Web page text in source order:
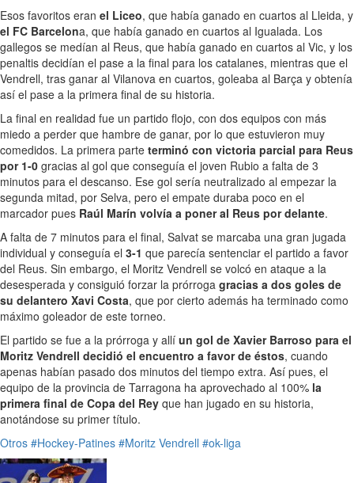
Esos favoritos eran el Liceo, que había ganado en cuartos al Lleida, y
el FC Barcelona, que había ganado en cuartos al Igualada. Los
gallegos se medían al Reus, que había ganado en cuartos al Vic, y los
penaltis decidían el pase a la final para los catalanes, mientras que el
Vendrell, tras ganar al Vilanova en cuartos, goleaba al Barça y obtenía
así el pase a la primera final de su historia.
La final en realidad fue un partido flojo, con dos equipos con más
miedo a perder que hambre de ganar, por lo que estuvieron muy
comedidos. La primera parte terminó con victoria parcial para Reus
por 1-0 gracias al gol que conseguía el joven Rubio a falta de 3
minutos para el descanso. Ese gol sería neutralizado al empezar la
segunda mitad, por Selva, pero el empate duraba poco en el
marcador pues Raúl Marín volvía a poner al Reus por delante.
A falta de 7 minutos para el final, Salvat se marcaba una gran jugada
individual y conseguía el 3-1 que parecía sentenciar el partido a favor
del Reus. Sin embargo, el Moritz Vendrell se volcó en ataque a la
desesperada y consiguió forzar la prórroga gracias a dos goles de
su delantero Xavi Costa, que por cierto además ha terminado como
máximo goleador de este torneo.
El partido se fue a la prórroga y allí un gol de Xavier Barroso para el
Moritz Vendrell decidió el encuentro a favor de éstos, cuando
apenas habían pasado dos minutos del tiempo extra. Así pues, el
equipo de la provincia de Tarragona ha aprovechado al 100% la
primera final de Copa del Rey que han jugado en su historia,
anotándose su primer título.
Otros #Hockey-Patines #Moritz Vendrell #ok-liga